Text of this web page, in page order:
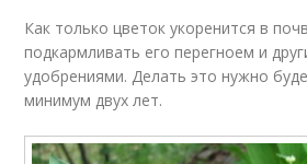
Как только цветок укоренится в
подкармливать его перегноем и
удобрениями. Делать это нужно
минимум двух лет.